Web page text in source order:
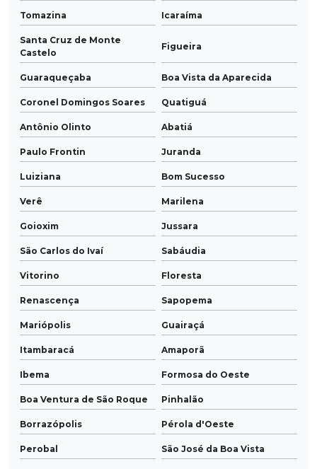
Tomazina Icaraíma
Santa Cruz de Monte
Castelo
Figueira
Guaraqueçaba Boa Vista da Aparecida
Coronel Domingos Soares Quatiguá
Antônio Olinto Abatiá
Paulo Frontin Juranda
Luiziana Bom Sucesso
Verê Marilena
Goioxim Jussara
São Carlos do Ivaí Sabáudia
Vitorino Floresta
Renascença Sapopema
Mariópolis Guairaçá
Itambaracá Amaporã
Ibema Formosa do Oeste
Boa Ventura de São Roque Pinhalão
Borrazópolis Pérola d'Oeste
Perobal São José da Boa Vista